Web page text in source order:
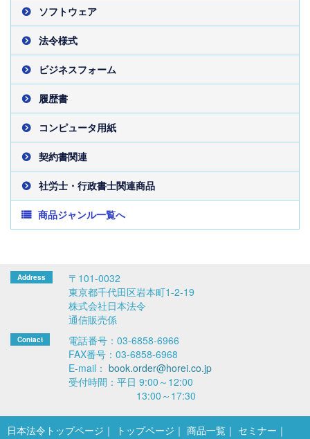
ソフトウェア
法令様式
ビジネスフォーム
履歴書
コンピュータ用紙
契約書関連
社労士・行政書士関連商品
商品ジャンル一覧へ
〒101-0032
東京都千代田区岩本町1-2-19
株式会社日本法令
通信販売係
電話番号：03-6858-6966
FAX番号：03-6858-6968
E-mail： book.order@horei.co.jp
受付時間：平日 9:00～12:00
13:00～17:30
日本法令トップページ トップページ 商品一覧 セミナー